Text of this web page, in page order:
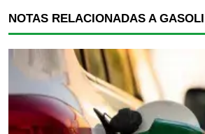
NOTAS RELACIONADAS A